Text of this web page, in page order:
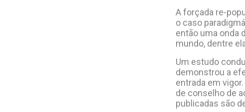
A forçada re-
o caso
então uma onda
mundo, dentre
Um estudo
demonstrou a
entrada em
de conselho de
publicadas são